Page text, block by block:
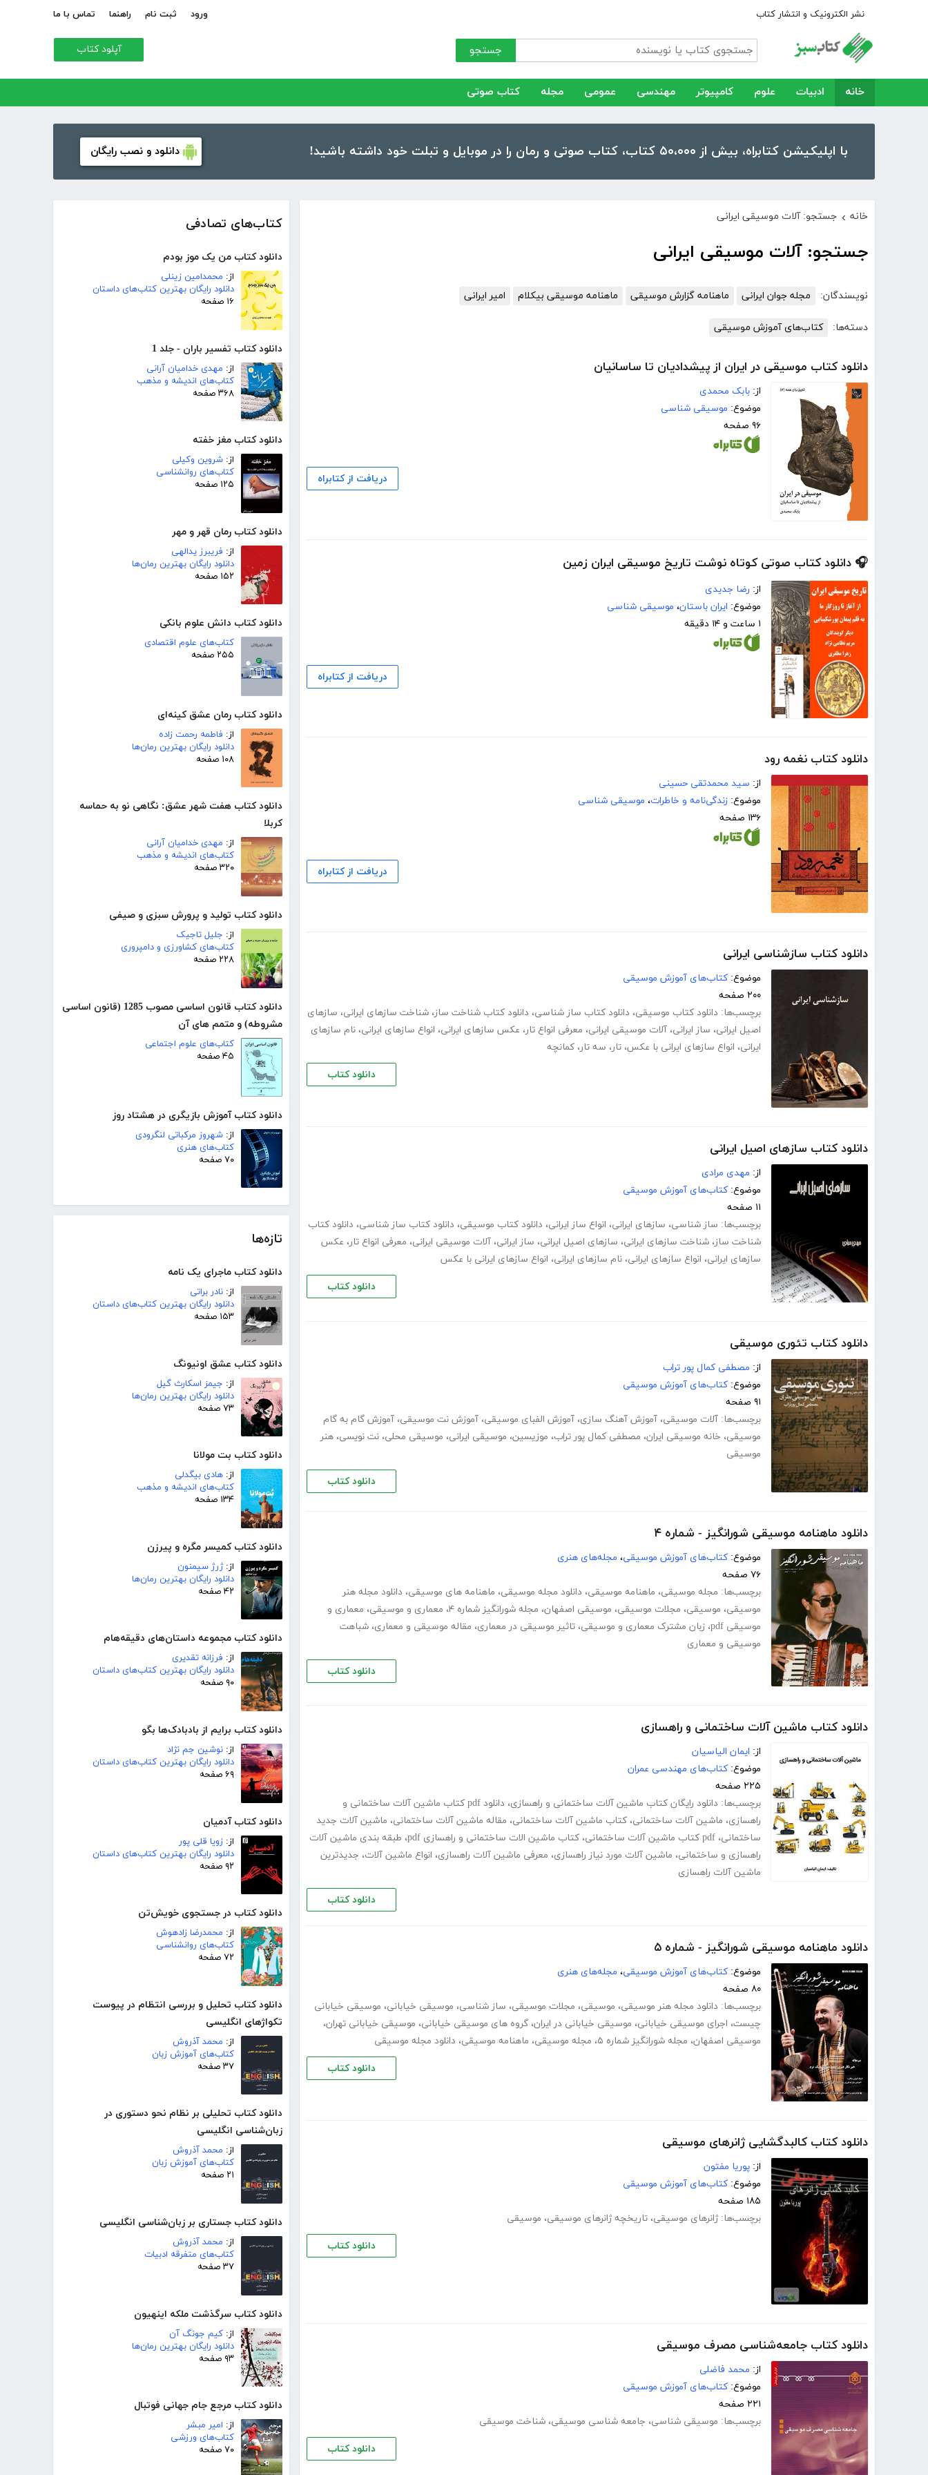
نشر الکترونیک و انتشار کتاب ورود ثبت نام راهنما تماس با ما
جستجو آپلود کتاب
خانه ادبیات علوم کامپیوتر مهندسی عمومی مجله کتاب صوتی
با اپلیکیشن کتابراه، بیش از ۵۰،۰۰۰ کتاب، کتاب صوتی و رمان را در موبایل و تبلت خود داشته باشید! دانلود و نصب رایگان
کتاب‌های تصادفی
دانلود کتاب من یک موز بودم
از: محمدامین زینلی
دانلود رایگان بهترین کتاب‌های داستان
۱۶ صفحه
دانلود کتاب تفسیر باران - جلد 1
از: مهدی خدامیان آرانی
کتاب‌های اندیشه و مذهب
۳۶۸ صفحه
دانلود کتاب مغز خفته
از: شروین وکیلی
کتاب‌های روانشناسی
۱۲۵ صفحه
دانلود کتاب رمان قهر و مهر
از: فریبرز یدالهی
دانلود رایگان بهترین رمان‌ها
۱۵۲ صفحه
دانلود کتاب دانش علوم بانکی
کتاب‌های علوم اقتصادی
۲۵۵ صفحه
دانلود کتاب رمان عشق کینه‌ای
از: فاطمه رحمت زاده
دانلود رایگان بهترین رمان‌ها
۱۰۸ صفحه
دانلود کتاب هفت شهر عشق: نگاهی نو به حماسه
کربلا
از: مهدی خدامیان آرانی
کتاب‌های اندیشه و مذهب
۳۲۰ صفحه
دانلود کتاب تولید و پرورش سبزی و صیفی
از: جلیل تاجیک
کتاب‌های کشاورزی و دامپروری
۲۲۸ صفحه
دانلود کتاب قانون اساسی مصوب 1285 (قانون اساسی
مشروطه) و متمم های آن
کتاب‌های علوم اجتماعی
۴۵ صفحه
دانلود کتاب آموزش بازیگری در هشتاد روز
از: شهروز مرکباتی لنگرودی
کتاب‌های هنری
۷۰ صفحه
تازه‌ها
دانلود کتاب ماجرای یک نامه
از: نادر براتی
دانلود رایگان بهترین کتاب‌های داستان
۱۵۳ صفحه
دانلود کتاب عشق اونیونگ
از: جیمز اسکارث گیل
دانلود رایگان بهترین رمان‌ها
۷۳ صفحه
دانلود کتاب بت مولانا
از: هادی بیگدلی
کتاب‌های اندیشه و مذهب
۱۳۴ صفحه
دانلود کتاب کمیسر مگره و پیرزن
از:ژرژ سیمنون
دانلود رایگان بهترین رمان‌ها
۴۲ صفحه
دانلود کتاب مجموعه داستان‌های دقیقه‌هام
از: فرزانه تقدیری
دانلود رایگان بهترین کتاب‌های داستان
۹۰ صفحه
دانلود کتاب برایم از بادبادک‌ها بگو
از: نوشین جم نژاد
دانلود رایگان بهترین کتاب‌های داستان
۶۹ صفحه
دانلود کتاب آدمیان
از: زویا قلی پور
دانلود رایگان بهترین کتاب‌های داستان
۹۲ صفحه
دانلود کتاب در جستجوی خویش‌تن
از: محمدرضا زادهوش
کتاب‌های روانشناسی
۷۲ صفحه
دانلود کتاب تحلیل و بررسی انتظام در پیوست
تکواژهای انگلیسی
از: محمد آذروش
کتاب‌های آموزش زبان
۳۷ صفحه
دانلود کتاب تحلیلی بر نظام نحو دستوری در
زبان‌شناسی انگلیسی
از: محمد آذروش
کتاب‌های آموزش زبان
۲۱ صفحه
دانلود کتاب جستاری بر زبان‌شناسی انگلیسی
از: محمد آذروش
کتاب‌های متفرقه ادبیات
۳۷ صفحه
دانلود کتاب سرگذشت ملکه اینهیون
از: کیم جونگ آن
دانلود رایگان بهترین رمان‌ها
۹۳ صفحه
دانلود کتاب مرجع جام جهانی فوتبال
از: امیر مبشر
کتاب‌های ورزشی
۷۰ صفحه
خانه › جستجو: آلات موسیقی ایرانی
جستجو: آلات موسیقی ایرانی
نویسندگان: مجله جوان ایرانی ماهنامه گزارش موسیقی ماهنامه موسیقی بیکلام امیر ایرانی
دسته‌ها: کتاب‌های آموزش موسیقی
دانلود کتاب موسیقی در ایران از پیشدادیان تا ساسانیان
از: بابک محمدی
موضوع: موسیقی شناسی
۹۶ صفحه
دریافت از کتابراه
🎧 دانلود کتاب صوتی کوتاه نوشت تاریخ موسیقی ایران زمین
از: رضا جدیدی
موضوع: ایران باستان، موسیقی شناسی
۱ ساعت و ۱۴ دقیقه
دریافت از کتابراه
دانلود کتاب نغمه رود
از: سید محمدتقی حسینی
موضوع: زندگی‌نامه و خاطرات، موسیقی شناسی
۱۳۶ صفحه
دریافت از کتابراه
دانلود کتاب سازشناسی ایرانی
موضوع: کتاب‌های آموزش موسیقی
۲۰۰ صفحه
برچسب‌ها: دانلود کتاب موسیقی، دانلود کتاب ساز شناسی، دانلود کتاب شناخت ساز، شناخت سازهای ایرانی، سازهای
اصیل ایرانی، ساز ایرانی، آلات موسیقی ایرانی، معرفی انواع تار، عکس سازهای ایرانی، انواع سازهای ایرانی، نام سازهای
ایرانی، انواع سازهای ایرانی با عکس، تار، سه تار، کمانچه
دانلود کتاب
دانلود کتاب سازهای اصیل ایرانی
از: مهدی مرادی
موضوع: کتاب‌های آموزش موسیقی
۱۱ صفحه
برچسب‌ها: ساز شناسی، سازهای ایرانی، انواع ساز ایرانی، دانلود کتاب موسیقی، دانلود کتاب ساز شناسی، دانلود کتاب
شناخت ساز، شناخت سازهای ایرانی، سازهای اصیل ایرانی، ساز ایرانی، آلات موسیقی ایرانی، معرفی انواع تار، عکس
سازهای ایرانی، انواع سازهای ایرانی، نام سازهای ایرانی، انواع سازهای ایرانی با عکس
دانلود کتاب
دانلود کتاب تئوری موسیقی
از: مصطفی کمال پور تراب
موضوع: کتاب‌های آموزش موسیقی
۹۱ صفحه
برچسب‌ها: آلات موسیقی، آموزش آهنگ سازی، آموزش الفبای موسیقی، آموزش نت موسیقی، آموزش گام به گام
موسیقی، خانه موسیقی ایران، مصطفی کمال پور تراب، موزیسین، موسیقی ایرانی، موسیقی محلی، نت نویسی، هنر
موسیقی
دانلود کتاب
دانلود ماهنامه موسیقی شورانگیز - شماره ۴
موضوع: کتاب‌های آموزش موسیقی، مجله‌های هنری
۷۶ صفحه
برچسب‌ها: مجله موسیقی، ماهنامه موسیقی، دانلود مجله موسیقی، ماهنامه های موسیقی، دانلود مجله هنر
موسیقی، موسیقی، مجلات موسیقی، موسیقی اصفهان، مجله شورانگیز شماره ۴ ، معماری و موسیقی، معماری و
موسیقی pdf
، زبان مشترک معماری و موسیقی، تاثیر موسیقی در معماری، مقاله موسیقی و معماری، شباهت
موسیقی و معماری
دانلود کتاب
دانلود کتاب ماشین آلات ساختمانی و راهسازی
از: ایمان الیاسیان
موضوع: کتاب‌های مهندسی عمران
۲۲۵ صفحه
برچسب‌ها: دانلود رایگان کتاب ماشین آلات ساختمانی و راهسازی،
دانلود pdf کتاب ماشین آلات ساختمانی و
راهسازی، ماشین آلات ساختمانی، کتاب ماشین آلات ساختمانی، مقاله ماشین آلات ساختمانی، ماشین آلات جدید
ساختمانی، pdf کتاب ماشین آلات ساختمانی ، کتاب ماشین الات ساختمانی و راهسازی pdf ، طبقه بندی ماشین آلات
راهسازی و ساختمانی، ماشین آلات مورد نیاز راهسازی، معرفی ماشین آلات راهسازی، انواع ماشین آلات، جدیدترین
ماشین آلات راهسازی
دانلود کتاب
دانلود ماهنامه موسیقی شورانگیز - شماره ۵
موضوع: کتاب‌های آموزش موسیقی، مجله‌های هنری
۸۰ صفحه
برچسب‌ها: دانلود مجله هنر موسیقی، موسیقی، مجلات موسیقی، ساز شناسی، موسیقی خیابانی، موسیقی خیابانی
چیست، اجرای موسیقی خیابانی، موسیقی خیابانی در ایران، گروه های موسیقی خیابانی، موسیقی خیابانی تهران،
موسیقی اصفهان، مجله شورانگیز شماره ۵ ، مجله موسیقی، ماهنامه موسیقی، دانلود مجله موسیقی
دانلود کتاب
دانلود کتاب کالبدگشایی ژانرهای موسیقی
از: پوریا مفتون
موضوع: کتاب‌های آموزش موسیقی
۱۸۵ صفحه
برچسب‌ها:ژانرهای موسیقی، تاریخچه ژانرهای موسیقی، موسیقی
دانلود کتاب
دانلود کتاب جامعه‌شناسی مصرف موسیقی
از: محمد فاضلی
موضوع: کتاب‌های آموزش موسیقی
۲۲۱ صفحه
برچسب‌ها: موسیقی شناسی، جامعه شناسی موسیقی، شناخت موسیقی
دانلود کتاب